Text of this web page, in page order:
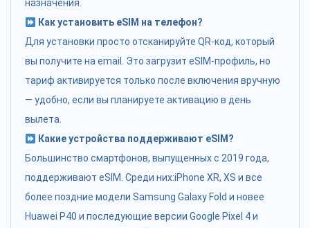
назначения.
Как установить eSIM на телефон?
Для установки просто отсканируйте QR-код, который
вы получите на email. Это загрузит eSIM-профиль, но
тариф активируется только после включения вручную
— удобно, если вы планируете активацию в день
вылета.
Какие устройства поддерживают eSIM?
Большинство смартфонов, выпущенных с 2019 года,
поддерживают eSIM. Среди них:iPhone XR, XS и все
более поздние модели Samsung Galaxy Fold и новее
Huawei P40 и последующие версии Google Pixel 4 и